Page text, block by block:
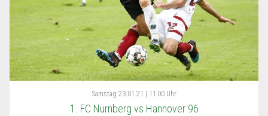
Samstag 23.01.21 | 11:00 Uhr
1. FC Nürnberg vs Hannover 96